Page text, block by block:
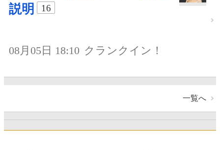
説明
16
08月05日 18:10 クランクイン！
一覧へ